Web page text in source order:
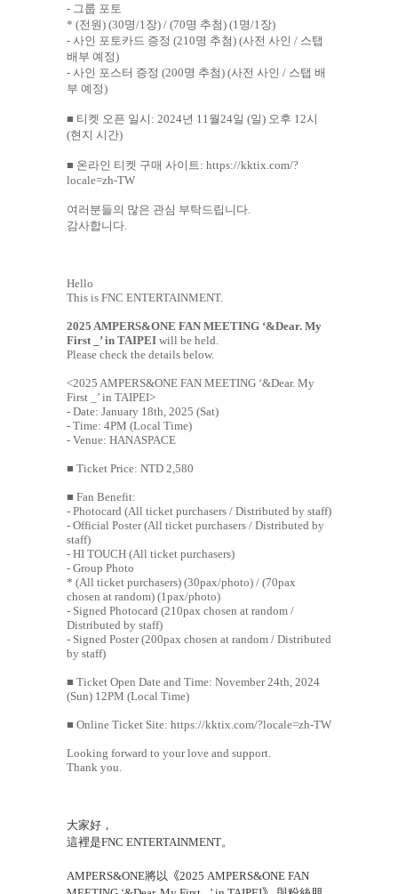
- 그룹 포토
* (전원) (30명/1 장) / (70명 추첨) (1 명/1 장)
- 사인 포토카드 증정 (210명 추첨) (사전 사인 / 스탭
배부 예정)
- 사인 포스터 증정 (200명 추첨) (사전 사인 / 스탭 배
부 예정)
■ 티켓 오픈 일시 : 2024년 11 월 24일 (일) 오후 12시
(현지 시간)
■ 온라인 티켓 구매 사이트 : https://kktix.com/?
locale=zh-TW
여러분들의 많은 관심 부탁드립니다
감사합니다
Hello
This is FNC ENTERTAINMENT.
2025 AMPERS&ONE FAN MEETING ‘&Dear. My
First _’ in TAIPEI will be held.
Please check the details below.
<2025 AMPERS&ONE FAN MEETING ‘&Dear. My
First _’ in TAIPEI>
- Date: January 18th, 2025 (Sat)
- Time: 4PM (Local Time)
- Venue: HANASPACE
■ Ticket Price: NTD 2,580
■ Fan Benefit:
- Photocard (All ticket purchasers / Distributed by staff)
- Official Poster (All ticket purchasers / Distributed by
staff)
- HI TOUCH (All ticket purchasers)
- Group Photo
* (All ticket purchasers) (30pax/photo) / (70pax
chosen at random) (1pax/photo)
- Signed Photocard (210pax chosen at random /
Distributed by staff)
- Signed Poster (200pax chosen at random / Distributed
by staff)
■ Ticket Open Date and Time: November 24th, 2024
(Sun) 12PM (Local Time)
■ Online Ticket Site: https://kktix.com/?locale=zh-TW
Looking forward to your love and support.
Thank you.
大家好 ，
這裡是FNC ENTERTAINMENT。
AMPERS&ONE將以 《2025 AMPERS&ONE FAN